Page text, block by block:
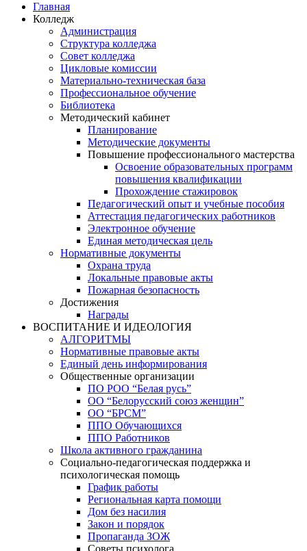
Главная
Колледж
Администрация
Структура колледжа
Совет колледжа
Цикловые комиссии
Материально-техническая база
Профессиональное обучение
Библиотека
Методический кабинет
Планирование
Методические документы
Повышение профессионального мастерства
Освоение образовательных программ
повышения квалификации
Прохождение стажировок
Педагогический опыт и учебные пособия
Аттестация педагогических работников
Электронное обучение
Единая методическая цель
Нормативные документы
Охрана труда
Локальные правовые акты
Пожарная безопасность
Достижения
Награды
ВОСПИТАНИЕ И ИДЕОЛОГИЯ
АЛГОРИТМЫ
Нормативные правовые акты
Единый день информирования
Общественные организации
ПО РОО “Белая русь”
ОО “Белорусский союз женщин”
ОО “БРСМ”
ППО Обучающихся
ППО Работников
Школа активного гражданина
Социально-педагогическая поддержка и
психологическая помощь
График работы
Региональная карта помощи
Дом без насилия
Закон и порядок
Пропаганда ЗОЖ
Советы психолога